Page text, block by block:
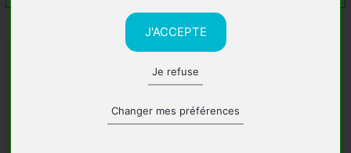
J'ACCEPTE
Je refuse
Changer mes préférences
A lire également